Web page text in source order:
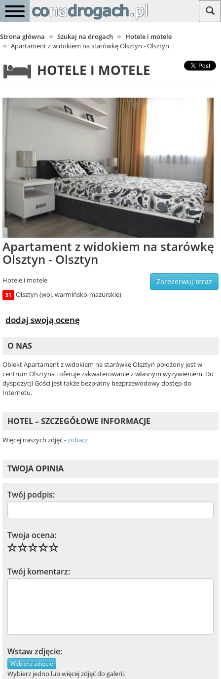
Strona główna Szukaj na drogach
Hotele i motele
Apartament z widokiem na starówkę Olsztyn - Olsztyn
HOTELE I MOTELE
Apartament z widokiem na starówkę
Olsztyn - Olsztyn
Zarezerwuj teraz
Hotele i motele
51 Olsztyn (woj. warmińsko-mazurskie)
dodaj swoją ocenę
O NAS
Obiekt Apartament z widokiem na starówkę Olsztyn położony jest w
centrum Olsztyna i oferuje zakwaterowanie z własnym wyżywieniem. Do
dyspozycji Gości jest także bezpłatny bezprzewodowy dostęp do
Internetu.
HOTEL – SZCZEGÓŁOWE INFORMACJE
Więcej naszych zdjęć -zobacz
TWOJA OPINIA
Twój podpis:
Twoja ocena:
Twój komentarz:
Wstaw zdjęcie:
Wybierz zdjęcie
Wybierz jedno lub więcej zdjęć do galerii.